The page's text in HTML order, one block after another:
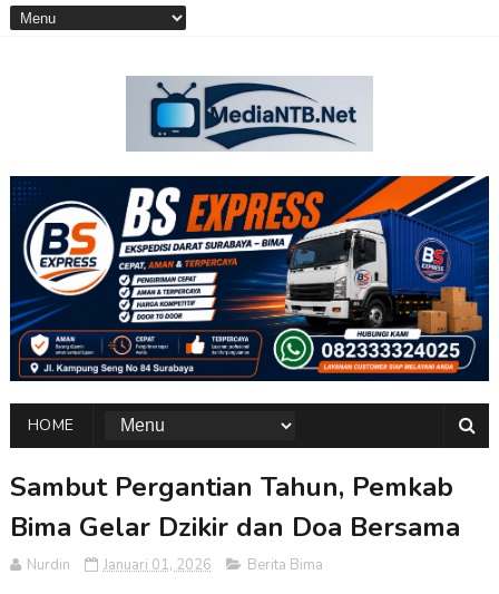
HOME
Sambut Pergantian Tahun, Pemkab
Bima Gelar Dzikir dan Doa Bersama
Nurdin Januari 01, 2026 Berita Bima